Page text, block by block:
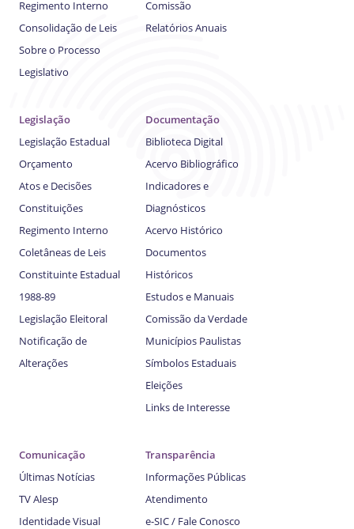
Regimento Interno
Consolidação de Leis
Sobre o Processo
Legislativo
Comissão
Relatórios Anuais
Legislação
Legislação Estadual
Orçamento
Atos e Decisões
Constituições
Regimento Interno
Coletâneas de Leis
Constituinte Estadual
1988-89
Legislação Eleitoral
Notificação de
Alterações
Documentação
Biblioteca Digital
Acervo Bibliográfico
Indicadores e
Diagnósticos
Acervo Histórico
Documentos
Históricos
Estudos e Manuais
Comissão da Verdade
Municípios Paulistas
Símbolos Estaduais
Eleições
Links de Interesse
Comunicação
Últimas Notícias
TV Alesp
Identidade Visual
Transparência
Informações Públicas
Atendimento
e-SIC / Fale Conosco